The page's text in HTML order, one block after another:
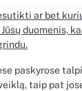
ar bet
duomenis,
paskyrose
taip pat